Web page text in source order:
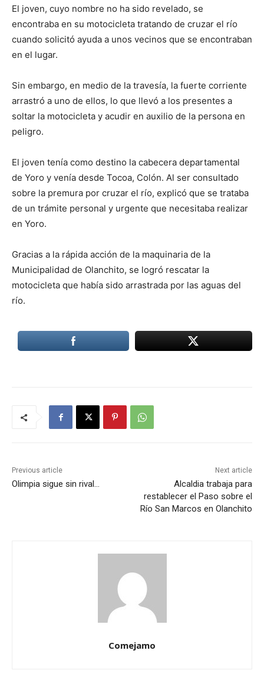
El joven, cuyo nombre no ha sido revelado, se
encontraba en su motocicleta tratando de cruzar el río
cuando solicitó ayuda a unos vecinos que se encontraban
en el lugar.
Sin embargo, en medio de la travesía, la fuerte corriente
arrastró a uno de ellos, lo que llevó a los presentes a
soltar la motocicleta y acudir en auxilio de la persona en
peligro.
El joven tenía como destino la cabecera departamental
de Yoro y venía desde Tocoa, Colón. Al ser consultado
sobre la premura por cruzar el río, explicó que se trataba
de un trámite personal y urgente que necesitaba realizar
en Yoro.
Gracias a la rápida acción de la maquinaria de la
Municipalidad de Olanchito, se logró rescatar la
motocicleta que había sido arrastrada por las aguas del
río.
Previous article
Olimpia sigue sin rival…
Next article
Alcaldia trabaja para
restablecer el Paso sobre el
Río San Marcos en Olanchito
Comejamo